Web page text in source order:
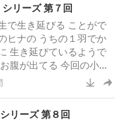
ガチョウです 私達の中
づく勇気があったのは
した
リーズ 第７回
で生き延びる ことがで
ヒナの うちの１羽でか
生き延びているようで
腹が出てる 今回の小さ
見は ７月に この地で５
コマダラキウイが発見
ジーランド最小の キー
リーズ 第８回